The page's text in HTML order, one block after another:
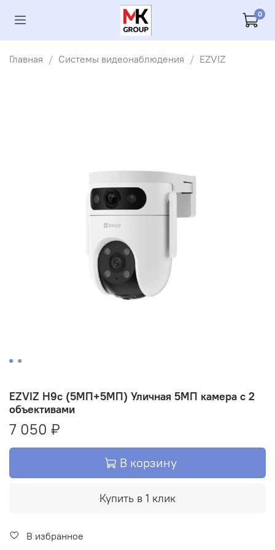
0
Главная Системы видеонаблюдения EZVIZ
EZVIZ H9с (5МП+5МП) Уличная 5МП камера с 2
объективами
7 050 ₽
В корзину
Купить в 1 клик
В избранное